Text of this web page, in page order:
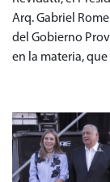
Arq. Gabriel
del Gobierno
en la materia,